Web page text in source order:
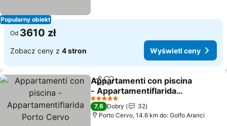
Popularny obiekt
Od 3610 zł
Zobacz ceny z 4 stron Wyświetl ceny
Udostępnij
Dodaj do ulubionych
Appartamenti con piscina
- Appartamentiflarida
Porto Cervo
Wyświetl ceny
5 Kategoria
7,6 Dobry
32
Porto Cervo, 14.6 km do: Golfo Aranci